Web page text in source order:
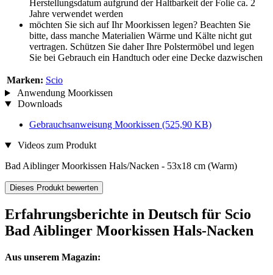
Herstellungsdatum aufgrund der Haltbarkeit der Folie ca. 2
Jahre verwendet werden
möchten Sie sich auf Ihr Moorkissen legen? Beachten Sie
bitte, dass manche Materialien Wärme und Kälte nicht gut
vertragen. Schützen Sie daher Ihre Polstermöbel und legen
Sie bei Gebrauch ein Handtuch oder eine Decke dazwischen
Marken: Scio
Anwendung Moorkissen
Downloads
Gebrauchsanweisung Moorkissen (525,90 KB)
Videos zum Produkt
Bad Aiblinger Moorkissen Hals/Nacken - 53x18 cm (Warm)
Dieses Produkt bewerten
Erfahrungsberichte in Deutsch für Scio
Bad Aiblinger Moorkissen Hals-Nacken
Aus unserem Magazin: